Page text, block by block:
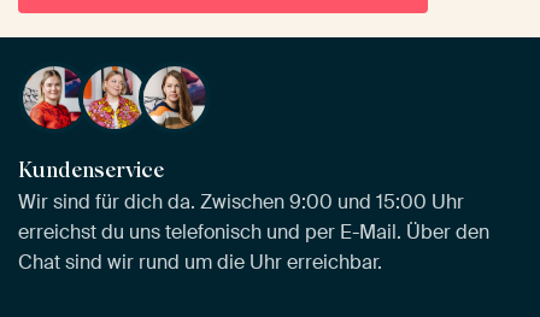
Kundenservice
Wir sind für dich da. Zwischen 9:00 und 15:00 Uhr
erreichst du uns telefonisch und per E-Mail. Über den
Chat sind wir rund um die Uhr erreichbar.